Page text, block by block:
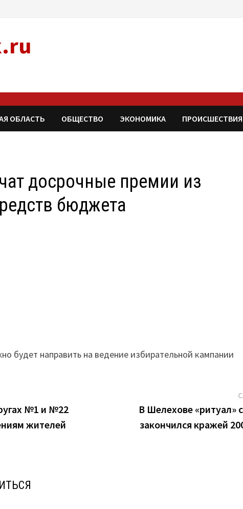
ОБЛАСТЬ ОБЩЕСТВО ЭКОНОМИКА ПРОИСШЕСТВИЯ
досрочные премии из
бюджета
будет направить на ведение избирательной кампании
№1 и №22
жителей
В Шелехове «ритуал»
закончился кражей